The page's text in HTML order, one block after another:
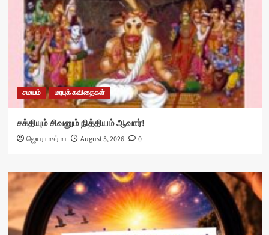
சமயம் மரபுக் கவிதைகள்
சக்தியும் சிவனும் நித்தியம் ஆவார்!
ஜெயராமசர்மா August 5, 2026 0